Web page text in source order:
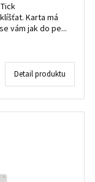
Karta má
vám jak do pe...
Detail produktu